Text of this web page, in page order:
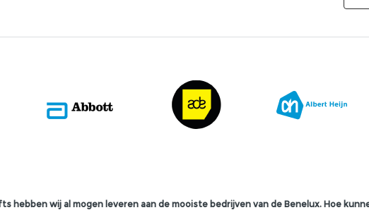
hebben wij al mogen leveren aan de mooiste bedrijven van de Benelux. Hoe